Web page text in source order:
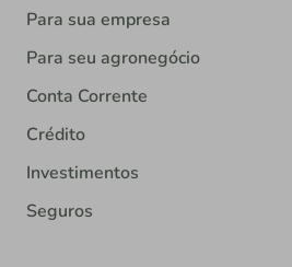
Para sua empresa
Para seu agronegócio
Conta Corrente
Crédito
Investimentos
Seguros